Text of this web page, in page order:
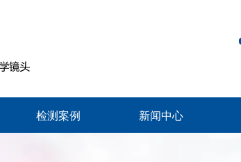
检测案例 新闻中心